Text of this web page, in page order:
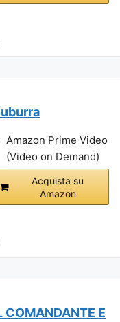
Amazon Prime Video
(Video on Demand)
Acquista su
Amazon
COMANDANTE E